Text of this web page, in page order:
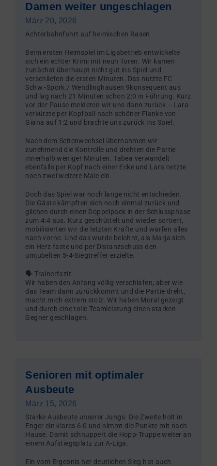
Damen weiter ungeschlagen
März 20, 2026
Achterbahnfahrt auf heimischen Rasen
Beim ersten Heimspiel im Ligabetrieb entwickelte
sich ein echter Krimi mit neun Toren. Wir kamen
zunächst überhaupt nicht gut ins Spiel und
verschliefen die ersten Minuten. Das nutzte FC
Schw.-Spork./ Wendlinghausen 9konsequent aus
und lag nach 21 Minuten schon 2:0 in Führung. Kurz
vor der Pause meldeten wir uns dann zurück – Lara
verkürzte per Kopfball nach schöner Flanke von
Giana auf 1:2 und brachte uns zurück ins Spiel.
Nach dem Seitenwechsel übernahmen wir
zunehmend die Kontrolle und drehten die Partie
innerhalb weniger Minuten. Tabea verwandelt
ebenfalls per Kopf nach einer Ecke und Lara netzte
noch zwei weitere Male ein.
Doch das Spiel war noch lange nicht entschieden.
Die Gäste kämpften sich noch einmal zurück und
glichen durch einen Doppelpack in der Schlussphase
zum 4:4 aus. Kurz geschüttelt und wieder sortiert,
mobilisierten wir die letzten Kräfte und warfen alles
nach vorne. Und das wurde belohnt, als Marja sich
ein Herz faste und per Distanzschuss den
umjubelten 5-4-Siegtreffer erzielte.
🗣️ Trainerfazit:
Wir haben den Anfang völlig verschlafen, aber wie
das Team dann zurückkommt und die Partie dreht,
macht mich extrem stolz. Wir haben Moral gezeigt
und durch eine tolle Teamleistung einen starken
Gegner geschlagen.
Senioren mit optimaler
Ausbeute
März 15, 2026
Starke Ausbeute unserer Jungs. Die Zweite holt in
Enger ein klares 6:0 und nimmt die Punkte mit nach
Hause. Damit schnuppert die Hopp-Truppe weiter an
einem Aufstiegsplatz zur A-Liga.
Ein vom Ergebnis her deutlichen Sieg hat auch